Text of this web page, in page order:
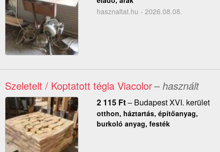
hasznaltat.hu - 2026.08.08.
Szeletelt / Koptatott tégla Viacolor– használt
2 115 Ft– Budapest XVI. kerület
otthon, háztartás, építőanyag,
burkoló anyag, festék